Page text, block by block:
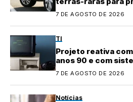
elétricos
7 DE AGOSTO DE 2026
TI
Projeto reativa
anos 90 e com
quase perdido
7 DE AGOSTO DE 2026
Notícias